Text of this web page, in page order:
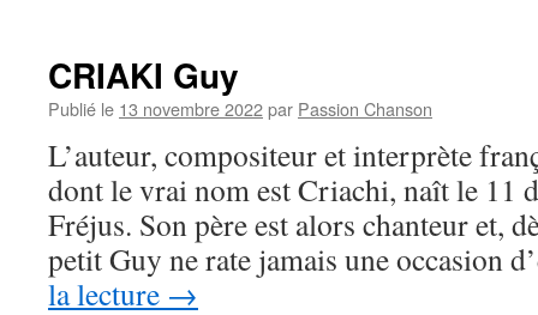
CRIAKI Guy
Publié le 13 novembre 2022par Passion Chanson
L’auteur, compositeur et interprète
dont le vrai nom est Criachi, naît le 11
Fréjus. Son père est alors chanteur et,
petit Guy ne rate jamais une occasion
la lecture →